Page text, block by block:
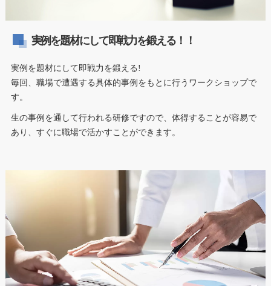
実例を題材にして即戦力を鍛える！！
実例を題材にして即戦力を鍛える!
毎回、職場で遭遇する具体的事例をもとに行うワークショップで
す。
生の事例を通して行われる研修ですので、体得することが容易で
あり、すぐに職場で活かすことができます。